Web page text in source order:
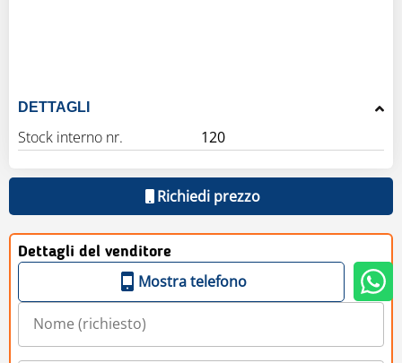
DETTAGLI
Stock interno nr. 120
Richiedi prezzo
Dettagli del venditore
Mostra telefono